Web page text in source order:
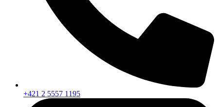
+421 2 5557 1195